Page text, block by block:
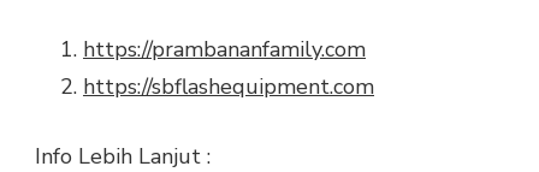
https://prambananfamily.com
https://sbflashequipment.com
Info Lebih Lanjut :